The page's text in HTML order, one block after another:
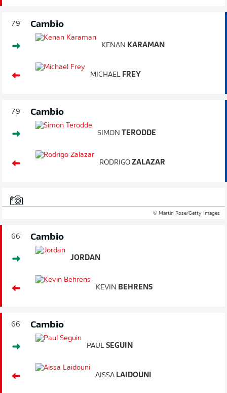
79' Cambio
KENAN KARAMAN
MICHAEL FREY
79' Cambio
SIMON TERODDE
RODRIGO ZALAZAR
© Martin Rose/Getty Images
66' Cambio
JORDAN
KEVIN BEHRENS
66' Cambio
PAUL SEGUIN
AISSA LAIDOUNI